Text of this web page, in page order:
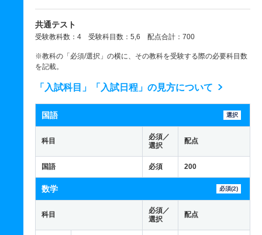
共通テスト
受験教科数：4 受験科目数：5,6 配点合計：700
※教科の「必須/選択」の横に、その教科を受験する際の必要科目数
を記載。
「入試科目」「入試日程」の見方について
国語 選択
科目
必須／
選択
配点
国語 必須 200
数学 必須(2)
科目
必須／
選択
配点